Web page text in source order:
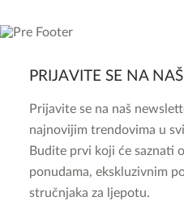
PRIJAVITE SE NA
Prijavite se na naš
najnovijim trendovima u
Budite prvi koji će saznati
ponudama, ekskluzivnim
stručnjaka za ljepotu.